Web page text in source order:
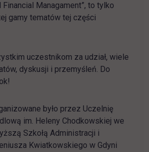
Financial Managament”, to tylko
gamy tematów tej części
uczestnikom za udział, wiele
dyskusji i przemyśleń. Do
było przez Uczelnię
im. Heleny Chodkowskiej we
Szkołą Administracji i
Kwiatkowskiego w Gdyni